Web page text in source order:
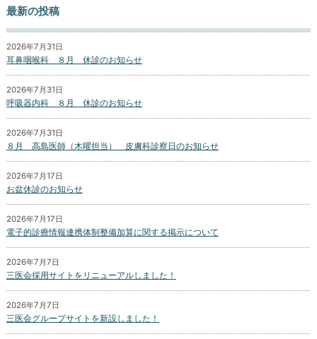
最新の投稿
2026年7月31日
耳鼻咽喉科 ８月 休診のお知らせ
2026年7月31日
呼吸器内科 ８月 休診のお知らせ
2026年7月31日
８月 高島医師（木曜担当） 皮膚科診察日のお知らせ
2026年7月17日
お盆休診のお知らせ
2026年7月17日
電子的診療情報連携体制整備加算に関する掲示について
2026年7月7日
三医会採用サイトをリニューアルしました！
2026年7月7日
三医会グループサイトを新設しました！